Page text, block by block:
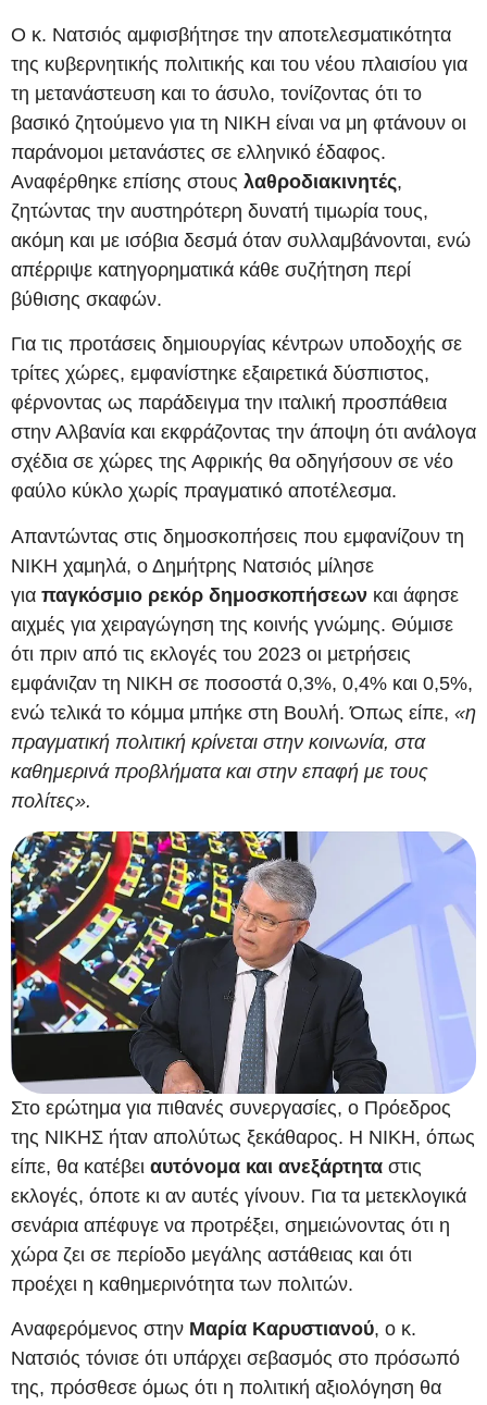
Ο κ. Νατσιός αμφισβήτησε την αποτελεσματικότητα
της κυβερνητικής πολιτικής και του νέου πλαισίου για
τη μετανάστευση και το άσυλο, τονίζοντας ότι το
βασικό ζητούμενο για τη ΝΙΚΗ είναι να μη φτάνουν οι
παράνομοι μετανάστες σε ελληνικό έδαφος.
Αναφέρθηκε επίσης στους λαθροδιακινητές,
ζητώντας την αυστηρότερη δυνατή τιμωρία τους,
ακόμη και με ισόβια δεσμά όταν συλλαμβάνονται, ενώ
απέρριψε κατηγορηματικά κάθε συζήτηση περί
βύθισης σκαφών.
Για τις προτάσεις δημιουργίας κέντρων υποδοχής σε
τρίτες χώρες, εμφανίστηκε εξαιρετικά δύσπιστος,
φέρνοντας ως παράδειγμα την ιταλική προσπάθεια
στην Αλβανία και εκφράζοντας την άποψη ότι ανάλογα
σχέδια σε χώρες της Αφρικής θα οδηγήσουν σε νέο
φαύλο κύκλο χωρίς πραγματικό αποτέλεσμα.
Απαντώντας στις δημοσκοπήσεις που εμφανίζουν τη
ΝΙΚΗ χαμηλά, ο Δημήτρης Νατσιός μίλησε
για παγκόσμιο ρεκόρ δημοσκοπήσεων και άφησε
αιχμές για χειραγώγηση της κοινής γνώμης. Θύμισε
ότι πριν από τις εκλογές του 2023 οι μετρήσεις
εμφάνιζαν τη ΝΙΚΗ σε ποσοστά 0,3%, 0,4% και 0,5%,
ενώ τελικά το κόμμα μπήκε στη Βουλή. Όπως είπε, «η
πραγματική πολιτική κρίνεται στην κοινωνία, στα
καθημερινά προβλήματα και στην επαφή με τους
πολίτες».
Στο ερώτημα για πιθανές συνεργασίες, ο Πρόεδρος
της ΝΙΚΗΣ ήταν απολύτως ξεκάθαρος. Η ΝΙΚΗ, όπως
είπε, θα κατέβει αυτόνομα και ανεξάρτητα στις
εκλογές, όποτε κι αν αυτές γίνουν. Για τα μετεκλογικά
σενάρια απέφυγε να προτρέξει, σημειώνοντας ότι η
χώρα ζει σε περίοδο μεγάλης αστάθειας και ότι
προέχει η καθημερινότητα των πολιτών.
Αναφερόμενος στην Μαρία Καρυστιανού, ο κ.
Νατσιός τόνισε ότι υπάρχει σεβασμός στο πρόσωπό
της, πρόσθεσε όμως ότι η πολιτική αξιολόγηση θα